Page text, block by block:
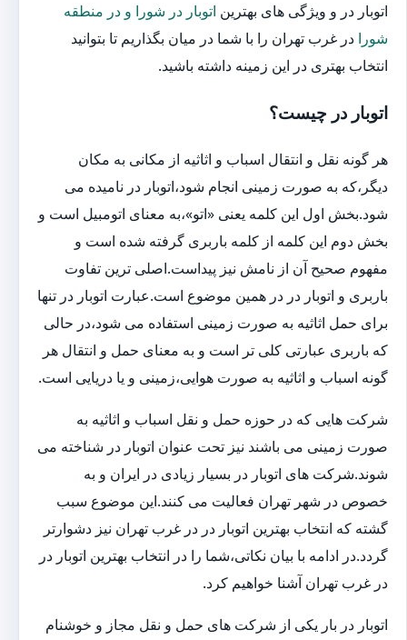
اتوبار در و ویژگی های بهترین اتوبار در شورا و در منطقه
شورا در غرب تهران را با شما در میان بگذاریم تا بتوانید
انتخاب بهتری در این زمینه داشته باشید.
اتوبار در چیست؟
هر گونه نقل و انتقال اسباب و اثاثیه از مکانی به مکان
دیگر،که به صورت زمینی انجام شود،اتوبار در نامیده می
شود.بخش اول این کلمه یعنی «اتو»،به معنای اتومبیل است و
بخش دوم این کلمه از کلمه باربری گرفته شده است و
مفهوم صحیح آن از نامش نیز پیداست.اصلی ترین تفاوت
باربری و اتوبار در در همین موضوع است.عبارت اتوبار در تنها
برای حمل اثاثیه به صورت زمینی استفاده می شود،در حالی
که باربری عبارتی کلی تر است و به معنای حمل و انتقال هر
گونه اسباب و اثاثیه به صورت هوایی،زمینی و یا دریایی است.
شرکت هایی که در حوزه حمل و نقل اسباب و اثاثیه به
صورت زمینی می باشند نیز تحت عنوان اتوبار در شناخته می
شوند.شرکت های اتوبار در بسیار زیادی در ایران و به
خصوص در شهر تهران فعالیت می کنند.این موضوع سبب
گشته که انتخاب بهترین اتوبار در در غرب تهران نیز دشوارتر
گردد.در ادامه با بیان نکاتی،شما را در انتخاب بهترین اتوبار در
در غرب تهران آشنا خواهیم کرد.
اتوبار در بار یکی از شرکت های حمل و نقل مجاز و خوشنام